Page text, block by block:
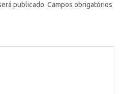
publicado. Campos obrigatórios